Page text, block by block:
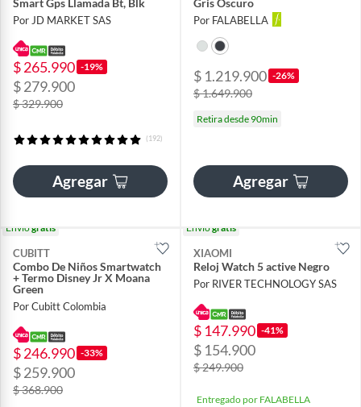
Por JD MARKET SAS
$ 265.990 -19%
$ 279.900
$ 329.900
(192)
Agregar
Por FALABELLA
$ 1.219.900 -26%
$ 1.649.900
Retira desde 90min
Agregar
Envíogratis
CUBITT
Combo De Niños Smartwatch
+ Termo Disney Jr X Moana
Green
Por Cubitt Colombia
$ 246.990 -33%
$ 259.900
$ 368.900
Envíogratis
XIAOMI
Reloj Watch 5 active Negro
Por RIVER TECHNOLOGY SAS
$ 147.990 -41%
$ 154.900
$ 249.900
Entregado por FALABELLA